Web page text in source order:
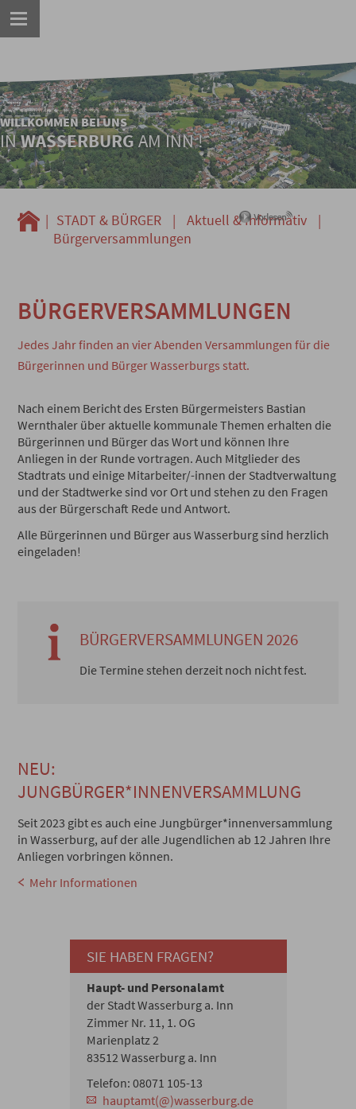
WILLKOMMEN BEI UNS
INWASSERBURGAM INN !
| STADT & BÜRGER | Aktuell & Informativ
|
Bürgerversammlungen
BÜRGERVERSAMMLUNGEN
Jedes Jahr finden an vier Abenden Versammlungen für die
Bürgerinnen und Bürger Wasserburgs statt.
Nach einem Bericht des Ersten Bürgermeisters Bastian
Wernthaler über aktuelle kommunale Themen erhalten die
Bürgerinnen und Bürger das Wort und können Ihre
Anliegen in der Runde vortragen. Auch Mitglieder des
Stadtrats und einige Mitarbeiter/-innen der Stadtverwaltung
und der Stadtwerke sind vor Ort und stehen zu den Fragen
aus der Bürgerschaft Rede und Antwort.
Alle Bürgerinnen und Bürger aus Wasserburg sind herzlich
eingeladen!
BÜRGERVERSAMMLUNGEN 2026
Die Termine stehen derzeit noch nicht fest.
NEU:
JUNGBÜRGER*INNENVERSAMMLUNG
Seit 2023 gibt es auch eine Jungbürger*innenversammlung
in Wasserburg, auf der alle Jugendlichen ab 12 Jahren Ihre
Anliegen vorbringen können.
Mehr Informationen
SIE HABEN FRAGEN?
Haupt- und Personalamt
der Stadt Wasserburg a. Inn
Zimmer Nr. 11, 1. OG
Marienplatz 2
83512 Wasserburg a. Inn
Telefon: 08071 105-13
hauptamt(@)wasserburg.de